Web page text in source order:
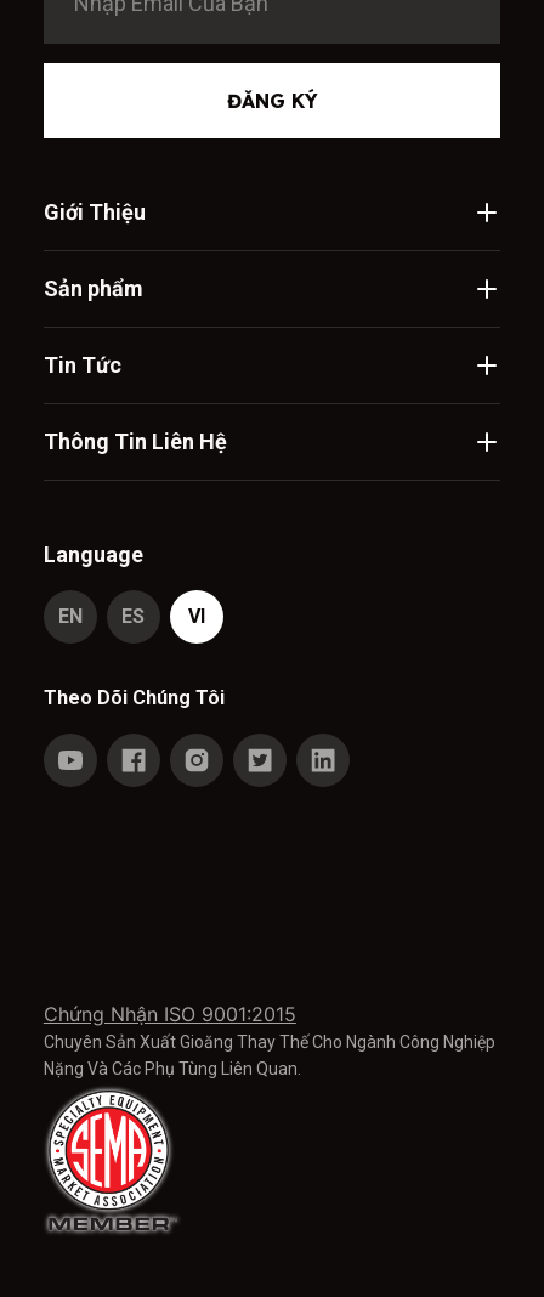
ĐĂNG KÝ
Giới Thiệu
Sản phẩm
Tin Tức
Thông Tin Liên Hệ
Chứng Nhận ISO 9001:2015
Chuyên Sản Xuất Gioăng Thay Thế Cho Ngành Công Nghiệp
Nặng Và Các Phụ Tùng Liên Quan.
Language
EN ES VI
Theo Dõi Chúng Tôi